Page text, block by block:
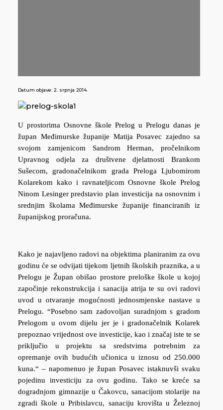
Datum objave: 2. srpnja 2014.
U prostorima Osnovne škole Prelog u Prelogu danas je
župan Međimurske županije Matija Posavec zajedno sa
svojom zamjenicom Sandrom Herman, pročelnikom
Upravnog odjela za društvene djelatnosti Brankom
Sušecom, gradonačelnikom grada Preloga Ljubomirom
Kolarekom kako i ravnateljicom Osnovne škole Prelog
Ninom Lesinger predstavio plan investicija na osnovnim i
srednjim školama Međimurske županije financiranih iz
županijskog proračuna.
Kako je najavljeno radovi na objektima planiranim za ovu
godinu će se odvijati tijekom ljetnih školskih praznika, a u
Prelogu je Župan obišao prostore preloške škole u kojoj
započinje rekonstrukcija i sanacija atrija te su ovi radovi
uvod u otvaranje mogućnosti jednosmjenske nastave u
Prelogu. “Posebno sam zadovoljan suradnjom s gradom
Prelogom u ovom dijelu jer je i gradonačelnik Kolarek
prepoznao vrijednost ove investicije, kao i značaj iste te se
priključio u projektu sa sredstvima potrebnim za
opremanje ovih budućih učionica u iznosu od 250.000
kuna.“ – napomenuo je župan Posavec istaknuvši svaku
pojedinu investiciju za ovu godinu. Tako se kreće sa
dogradnjom gimnazije u Čakovcu, sanacijom stolarije na
zgradi škole u Pribislavcu, sanaciju krovišta u Železnoj